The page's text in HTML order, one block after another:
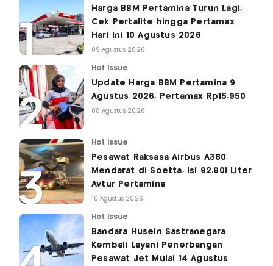
Harga BBM Pertamina Turun Lagi,
Cek Pertalite hingga Pertamax
Hari Ini 10 Agustus 2026
09 Agustus 2026
Hot Issue
Update Harga BBM Pertamina 9
Agustus 2026, Pertamax Rp15.950
08 Agustus 2026
Hot Issue
Pesawat Raksasa Airbus A380
Mendarat di Soetta, Isi 92.901 Liter
Avtur Pertamina
10 Agustus 2026
Hot Issue
Bandara Husein Sastranegara
Kembali Layani Penerbangan
Pesawat Jet Mulai 14 Agustus